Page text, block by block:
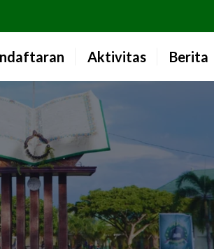
Aktivitas Berita